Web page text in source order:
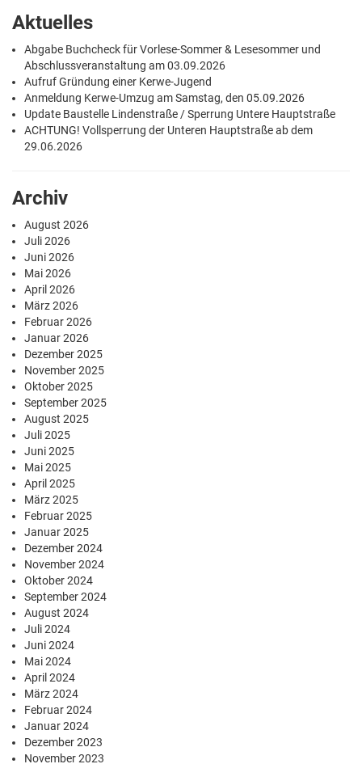
Aktuelles
Abgabe Buchcheck für Vorlese-Sommer & Lesesommer und
Abschlussveranstaltung am 03.09.2026
Aufruf Gründung einer Kerwe-Jugend
Anmeldung Kerwe-Umzug am Samstag, den 05.09.2026
Update Baustelle Lindenstraße / Sperrung Untere Hauptstraße
ACHTUNG! Vollsperrung der Unteren Hauptstraße ab dem
29.06.2026
Archiv
August 2026
Juli 2026
Juni 2026
Mai 2026
April 2026
März 2026
Februar 2026
Januar 2026
Dezember 2025
November 2025
Oktober 2025
September 2025
August 2025
Juli 2025
Juni 2025
Mai 2025
April 2025
März 2025
Februar 2025
Januar 2025
Dezember 2024
November 2024
Oktober 2024
September 2024
August 2024
Juli 2024
Juni 2024
Mai 2024
April 2024
März 2024
Februar 2024
Januar 2024
Dezember 2023
November 2023